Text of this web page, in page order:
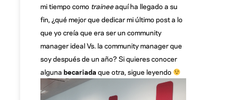
mi tiempo como traineeaquí ha llegado a su
fin, ¿qué mejor que dedicar mi último post a lo
que yo creía que era ser un community
manager ideal Vs. la community manager que
soy después de un año? Si quieres conocer
alguna becariada que otra, sigue leyendo